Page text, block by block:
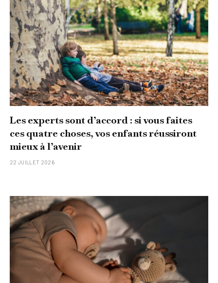
Les experts sont d’accord : si vous faites
ces quatre choses, vos enfants réussiront
mieux à l’avenir
22 JUILLET 2026